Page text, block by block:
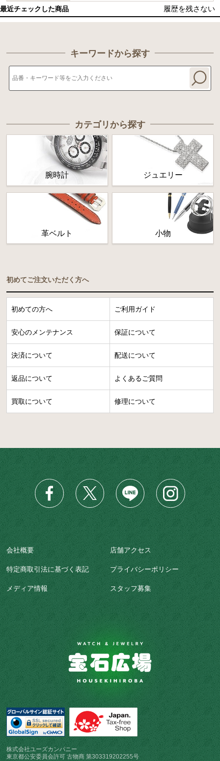
最近チェックした商品 履歴を残さない
キーワードから探す
カテゴリから探す
腕時計 ジュエリー
革ベルト 小物
初めてご注文いただく方へ
初めての方へ ご利用ガイド
安心のメンテナンス 保証について
決済について 配送について
返品について よくあるご質問
買取について 修理について
会社概要 店舗アクセス
特定商取引法に基づく表記 プライバシーポリシー
メディア情報 スタッフ募集
株式会社ユーズカンパニー
東京都公安委員会許可 古物商 第303319202255号